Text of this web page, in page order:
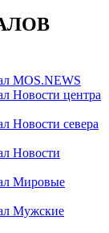
MOS.NEWS
Новости центра
Новости севера
Новости
Мировые
Мужские